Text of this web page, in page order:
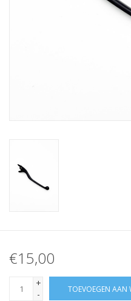
€15,00
+
-
TOEVOEGEN AAN